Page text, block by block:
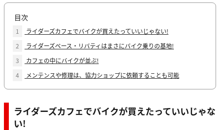
目次
1
ライダーズカフェでバイクが買えたっていいじゃない!
2
ライダーズベース・リバティはまさにバイク乗りの基地!
3
カフェの中にバイクが並ぶ!
4
メンテンスや修理は、協力ショップに依頼することも可能
ライダーズカフェでバイクが買えたっていいじゃな
い!